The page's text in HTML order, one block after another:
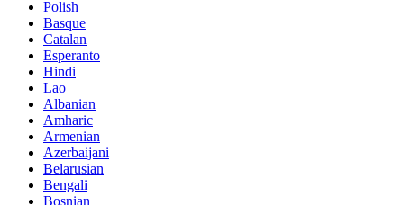
Polish
Basque
Catalan
Esperanto
Hindi
Lao
Albanian
Amharic
Armenian
Azerbaijani
Belarusian
Bengali
Bosnian